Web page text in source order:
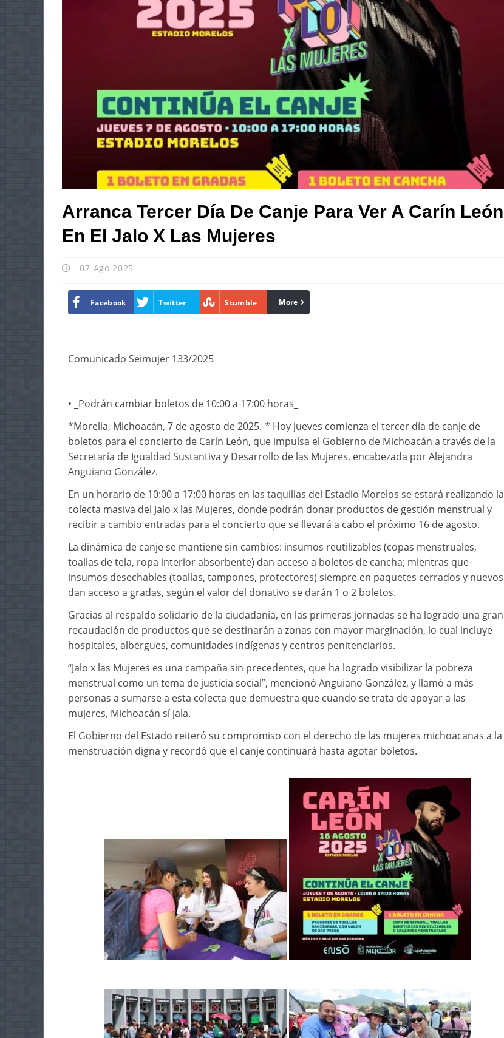
Arranca Tercer Día De Canje Para Ver A Carín León
En El Jalo X Las Mujeres
07 Ago 2025
Facebook Twitter Stumble linkedin
More
Comunicado Seimujer 133/2025
• _Podrán cambiar boletos de 10:00 a 17:00 horas_
*Morelia, Michoacán, 7 de agosto de 2025.-* Hoy jueves comienza el tercer día de canje de
boletos para el concierto de Carín León, que impulsa el Gobierno de Michoacán a través de la
Secretaría de Igualdad Sustantiva y Desarrollo de las Mujeres, encabezada por Alejandra
Anguiano González.
En un horario de 10:00 a 17:00 horas en las taquillas del Estadio Morelos se estará realizando la
colecta masiva del Jalo x las Mujeres, donde podrán donar productos de gestión menstrual y
recibir a cambio entradas para el concierto que se llevará a cabo el próximo 16 de agosto.
La dinámica de canje se mantiene sin cambios: insumos reutilizables (copas menstruales,
toallas de tela, ropa interior absorbente) dan acceso a boletos de cancha; mientras que
insumos desechables (toallas, tampones, protectores) siempre en paquetes cerrados y nuevos
dan acceso a gradas, según el valor del donativo se darán 1 o 2 boletos.
Gracias al respaldo solidario de la ciudadanía, en las primeras jornadas se ha logrado una gran
recaudación de productos que se destinarán a zonas con mayor marginación, lo cual incluye
hospitales, albergues, comunidades indígenas y centros penitenciarios.
“Jalo x las Mujeres es una campaña sin precedentes, que ha logrado visibilizar la pobreza
menstrual como un tema de justicia social”, mencionó Anguiano González, y llamó a más
personas a sumarse a esta colecta que demuestra que cuando se trata de apoyar a las
mujeres, Michoacán sí jala.
El Gobierno del Estado reiteró su compromiso con el derecho de las mujeres michoacanas a la
menstruación digna y recordó que el canje continuará hasta agotar boletos.